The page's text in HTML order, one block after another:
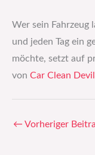
Wer sein Fahrzeug
und jeden Tag ein
möchte, setzt auf
von Car Clean
← Vorheriger